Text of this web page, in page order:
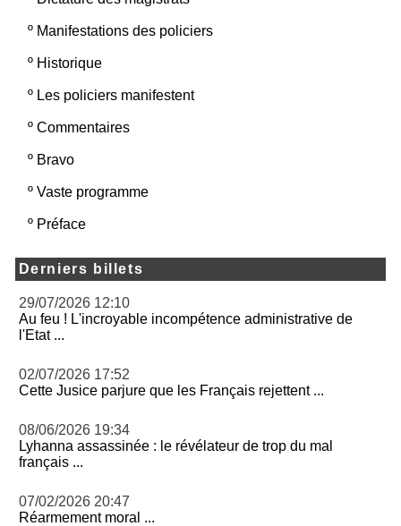
º Manifestations des policiers
º Historique
º Les policiers manifestent
º Commentaires
º Bravo
º Vaste programme
º Préface
Derniers billets
29/07/2026 12:10
Au feu ! L'incroyable incompétence administrative de
l'Etat ...
02/07/2026 17:52
Cette Jusice parjure que les Français rejettent ...
08/06/2026 19:34
Lyhanna assassinée : le révélateur de trop du mal
français ...
07/02/2026 20:47
Réarmement moral ...